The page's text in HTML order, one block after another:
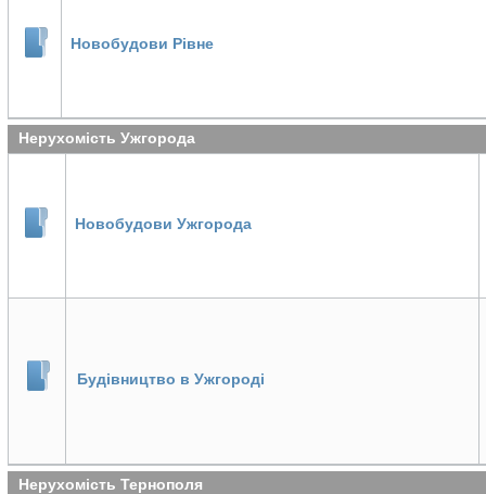
Новобудови Рівне
Нерухомість Ужгорода
Новобудови Ужгорода
Будівництво в Ужгороді
Нерухомість Тернополя